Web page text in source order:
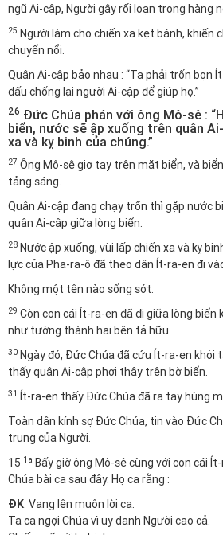
ngũ Ai-cập, Người gây rối loạn trong hàng
25 Người làm cho chiến xa kẹt bánh, khiến
chuyển nổi.
Quân Ai-cập bảo nhau : “Ta phải trốn bọn
đấu chống lại người Ai-cập để giúp họ.”
26 Đức Chúa phán với ông Mô-sê :
biển, nước sẽ ập xuống trên quân
xa và kỵ binh của chúng.”
27 Ông Mô-sê giơ tay trên mặt biển, và
tảng sáng.
Quân Ai-cập đang chạy trốn thì gặp nước
quân Ai-cập giữa lòng biển.
28 Nước ập xuống, vùi lấp chiến xa và kỵ
lực của Pha-ra-ô đã theo dân Ít-ra-en đi
Không một tên nào sống sót.
29 Còn con cái Ít-ra-en đã đi giữa lòng biển
như tường thành hai bên tả hữu.
30 Ngày đó, Đức Chúa đã cứu Ít-ra-en khỏi
thấy quân Ai-cập phơi thây trên bờ biển.
31 Ít-ra-en thấy Đức Chúa đã ra tay hùng
Toàn dân kính sợ Đức Chúa, tin vào Đức
trung của Người.
15 1a Bấy giờ ông Mô-sê cùng với con cái
Chúa bài ca sau đây. Họ ca rằng :
ĐK: Vang lên muôn lời ca.
Ta ca ngợi Chúa vì uy danh Người cao cả.